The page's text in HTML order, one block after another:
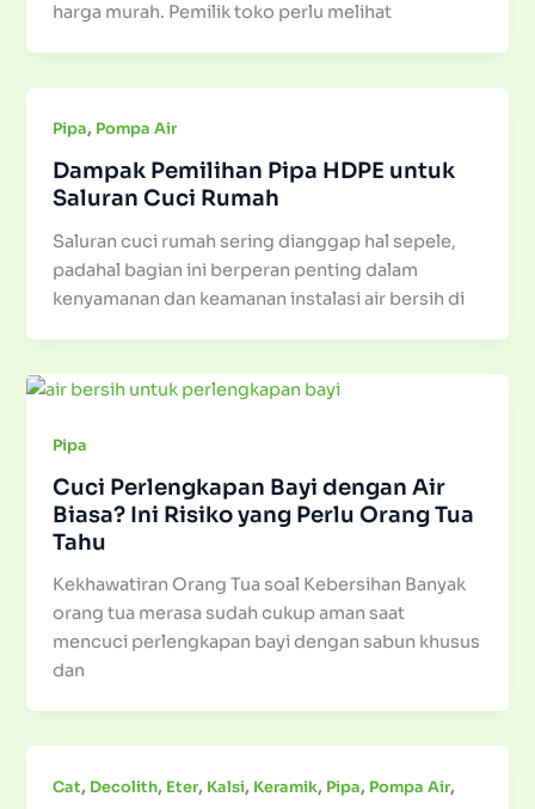
harga murah. Pemilik toko perlu melihat
Pipa, Pompa Air
Dampak Pemilihan Pipa HDPE untuk
Saluran Cuci Rumah
Saluran cuci rumah sering dianggap hal sepele,
padahal bagian ini berperan penting dalam
kenyamanan dan keamanan instalasi air bersih di
Pipa
Cuci Perlengkapan Bayi dengan Air
Biasa? Ini Risiko yang Perlu Orang Tua
Tahu
Kekhawatiran Orang Tua soal Kebersihan Banyak
orang tua merasa sudah cukup aman saat
mencuci perlengkapan bayi dengan sabun khusus
dan
Cat, Decolith, Eter, Kalsi, Keramik, Pipa, Pompa Air,